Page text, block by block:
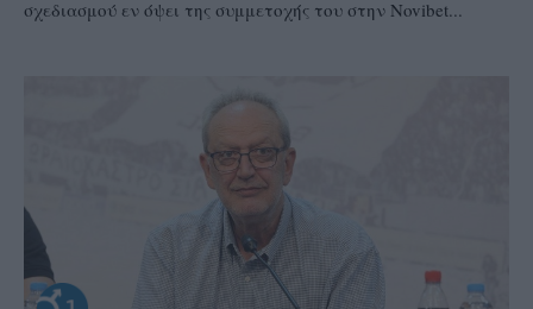
σχεδιασμού εν όψει της συμμετοχής του στην Novibet...